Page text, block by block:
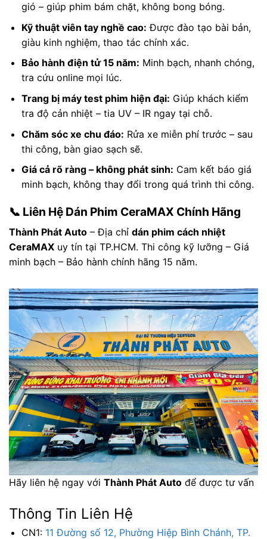
gió – giúp phim bám chặt, không bong bóng.
Kỹ thuật viên tay nghề cao: Được đào tạo bài bản,
giàu kinh nghiệm, thao tác chính xác.
Bảo hành điện tử 15 năm: Minh bạch, nhanh chóng,
tra cứu online mọi lúc.
Trang bị máy test phim hiện đại: Giúp khách kiểm
tra độ cản nhiệt – tia UV – IR ngay tại chỗ.
Chăm sóc xe chu đáo: Rửa xe miễn phí trước – sau
thi công, bàn giao sạch sẽ.
Giá cả rõ ràng – không phát sinh: Cam kết báo giá
minh bạch, không thay đổi trong quá trình thi công.
📞 Liên Hệ Dán Phim CeraMAX Chính Hãng
Thành Phát Auto – Địa chỉ dán phim cách nhiệt
CeraMAX uy tín tại TP.HCM. Thi công kỹ lưỡng – Giá
minh bạch – Bảo hành chính hãng 15 năm.
Hãy liên hệ ngay với Thành Phát Auto để được tư vấn
Thông Tin Liên Hệ
CN1: 11 Đường số 12, Phường Hiệp Bình Chánh, TP.